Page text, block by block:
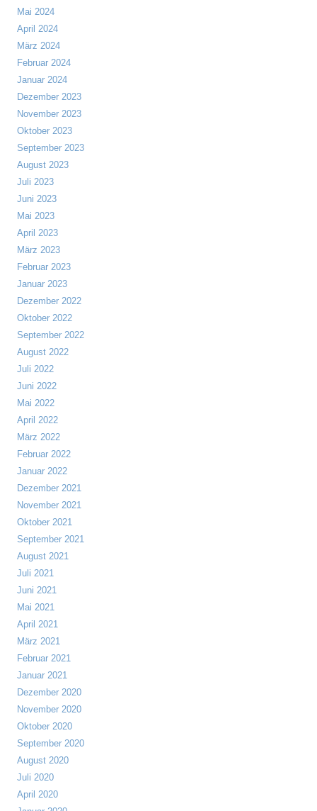
Mai 2024
April 2024
März 2024
Februar 2024
Januar 2024
Dezember 2023
November 2023
Oktober 2023
September 2023
August 2023
Juli 2023
Juni 2023
Mai 2023
April 2023
März 2023
Februar 2023
Januar 2023
Dezember 2022
Oktober 2022
September 2022
August 2022
Juli 2022
Juni 2022
Mai 2022
April 2022
März 2022
Februar 2022
Januar 2022
Dezember 2021
November 2021
Oktober 2021
September 2021
August 2021
Juli 2021
Juni 2021
Mai 2021
April 2021
März 2021
Februar 2021
Januar 2021
Dezember 2020
November 2020
Oktober 2020
September 2020
August 2020
Juli 2020
April 2020